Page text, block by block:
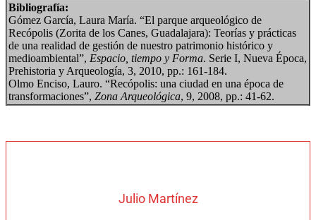
Bibliografía:
Gómez García, Laura María. “El parque arqueológico de
Recópolis (Zorita de los Canes, Guadalajara): Teorías y prácticas
de una realidad de gestión de nuestro patrimonio histórico y
medioambiental”, Espacio, tiempo y Forma. Serie I, Nueva Época,
Prehistoria y Arqueología, 3, 2010, pp.: 161-184.
Olmo Enciso, Lauro. “Recópolis: una ciudad en una época de
transformaciones”, Zona Arqueológica, 9, 2008, pp.: 41-62.
Julio Martínez